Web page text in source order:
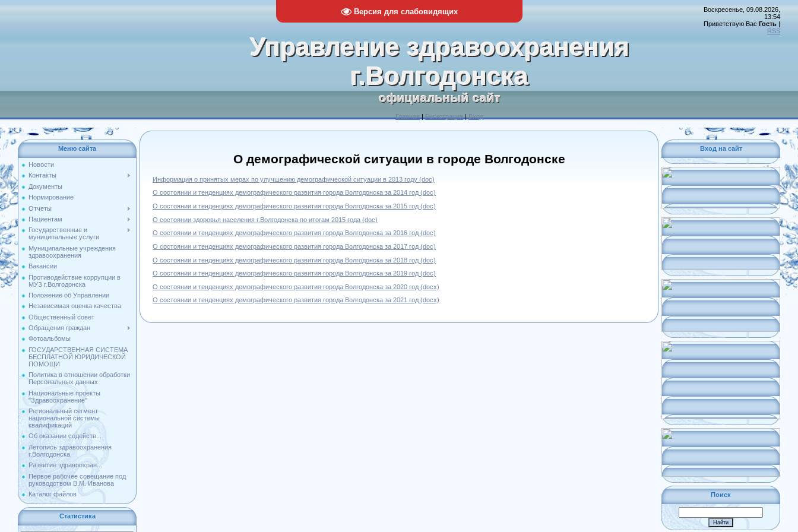
Версия для слабовидящих
Управление здравоохранения
г.Волгодонска
официальный сайт
Главная|Регистрация|Вход
Воскресенье, 09.08.2026,
13:54
Приветствую Вас Гость |
RSS
Меню сайта
Новости
Контакты
Документы
Нормирование
Отчеты
Пациентам
Государственные и
муниципальные услуги
Муниципальные учреждения
здравоохранения
Вакансии
Противодействие коррупции в
МУЗ г.Волгодонска
Положение об Управлении
Независимая оценка качества
Общественный совет
Обращения граждан
Фотоальбомы
ГОСУДАРСТВЕННАЯ СИСТЕМА
БЕСПЛАТНОЙ ЮРИДИЧЕСКОЙ
ПОМОЩИ
Политика в отношении обработки
Персональных данных
Национальные проекты
"Здравоохранение"
Региональный сегмент
национальной системы
квалификаций
Об оказании содейств...
Летопись здравоохранения
г.Волгодонска
Развитие здравоохран...
Первое рабочее совещание под
руководством В.М. Иванова
Каталог файлов
Статистика
О демографической ситуации в городе Волгодонске
Информация о принятых мерах по улучшению демографической ситуации в 2013 году (doc)
О состоянии и тенденциях демографического развития города Волгодонска за 2014 год (doc)
О состоянии и тенденциях демографического развития города Волгодонска за 2015 год (doc)
О состоянии здоровья населения г.Волгодонска по итогам 2015 года (doc)
О состоянии и тенденциях демографического развития города Волгодонска за 2016 год (doc)
О состоянии и тенденциях демографического развития города Волгодонска за 2017 год (doc)
О состоянии и тенденциях демографического развития города Волгодонска за 2018 год (doc)
О состоянии и тенденциях демографического развития города Волгодонска за 2019 год (doc)
О состоянии и тенденциях демографического развития города Волгодонска за 2020 год (docx)
О состоянии и тенденциях демографического развития города Волгодонска за 2021 год (docx)
Вход на сайт
Поиск